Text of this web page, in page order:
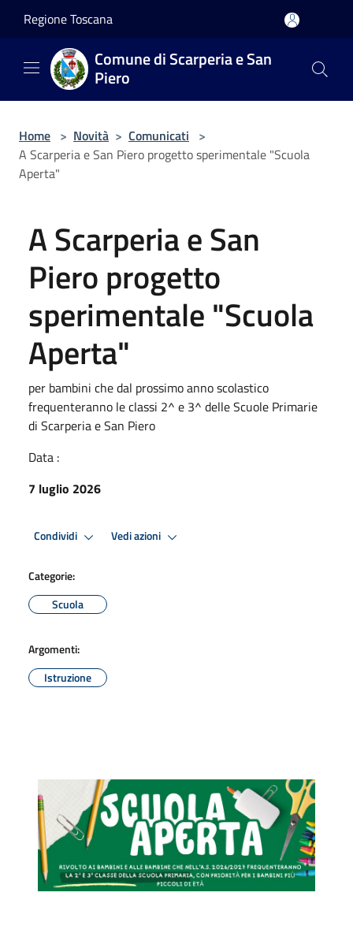
Regione Toscana
Comune di Scarperia e San
Piero
Home > Novità > Comunicati >
A Scarperia e San Piero progetto sperimentale "Scuola
Aperta"
A Scarperia e San
Piero progetto
sperimentale "Scuola
Aperta"
per bambini che dal prossimo anno scolastico
frequenteranno le classi 2^ e 3^ delle Scuole Primarie
di Scarperia e San Piero
Data :
7 luglio 2026
Condividi Vedi azioni
Categorie:
Scuola
Argomenti:
Istruzione